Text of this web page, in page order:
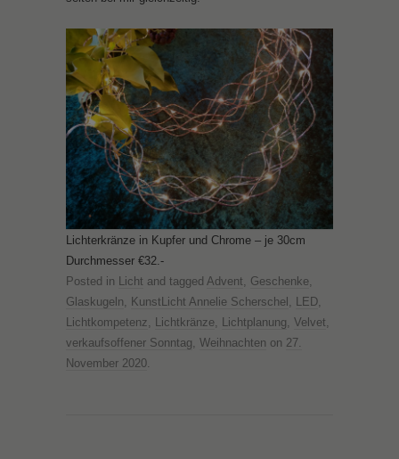
Lichterkränze in Kupfer und Chrome – je 30cm
Durchmesser €32.-
Posted in
Licht and tagged Advent Geschenke
Glaskugeln
KunstLicht Annelie Scherschel LED
Lichtkompetenz
Lichtkränze Lichtplanung Velvet
verkaufsoffener Sonntag Weihnachten on 27.
November 2020